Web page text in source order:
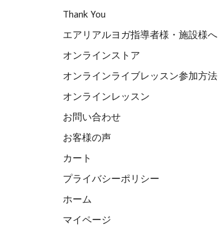
Thank You
エアリアルヨガ指導者様・施設様へ
オンラインストア
オンラインライブレッスン参加方法
オンラインレッスン
お問い合わせ
お客様の声
カート
プライバシーポリシー
ホーム
マイページ